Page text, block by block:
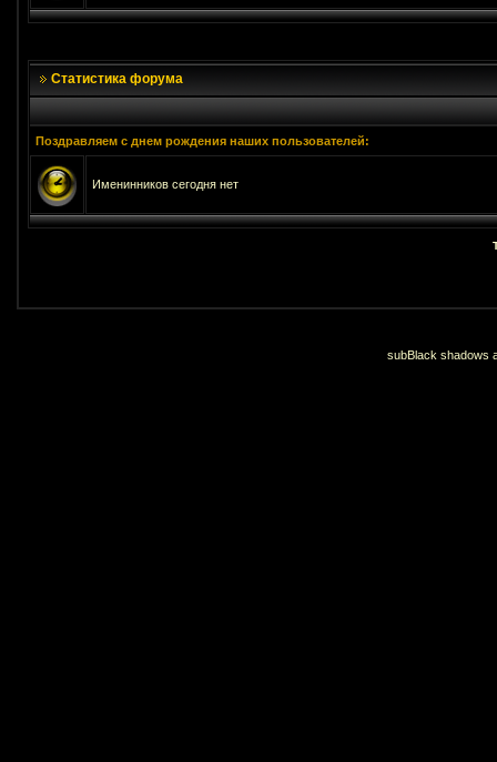
Статистика форума
Поздравляем с днем рождения наших пользователей:
Именинников сегодня нет
subBlack shadows